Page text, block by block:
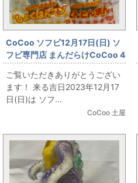
CoCoo ソフビ12月17日(日) ソ
フビ専門店 まんだらけCoCoo 4
周年記念 「ビンテージソフビ し
ょくぱんマン＆てんどんまん」
ご覧いただきありがとうござい
ます！ 来る吉日2023年12月17
日(日)は ソフ...
CoCoo 土屋